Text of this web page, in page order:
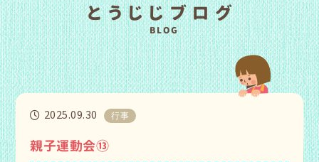
とうじじブログ
BLOG
2025.09.30 行事
親子運動会⑬